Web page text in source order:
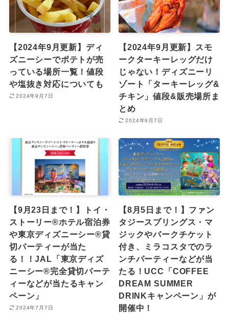
【2024年9月更新】ディ
ズニーシーでポテトが売
っている場所一覧！値段
や塩抜き対応についても
2024年9月7日
【2024年9月更新】スモ
ークターキーレッグだけ
じゃない！ディズニーリ
ゾート「ターキーレッグ&
チキン」値段&販売場所ま
とめ
2024年9月7日
【9月23日まで！】トイ・
ストーリー®ホテル宿泊券
や東京ディズニーシー®︎貸
切パーティーが当た
る！！JAL「東京ディズ
ニーシー®完全貸切パーテ
ィーなどが当たるキャン
ペーン」
2024年7月7日
【8月5日まで！】ファン
タジースプリングス・マ
ジックやパークチケット
付き、ミラコスタでのラ
ンチパーティーなどが当
たる！UCC「COFFEE
DREAM SUMMER
DRINKキャンペーン」が
開催中！